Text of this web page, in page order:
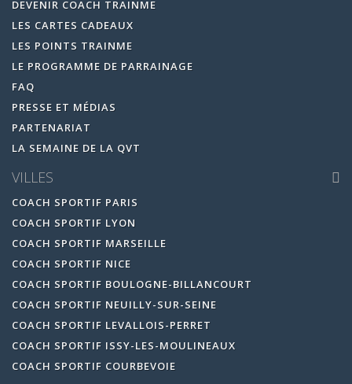
DEVENIR COACH TRAINME
LES CARTES CADEAUX
LES POINTS TRAINME
LE PROGRAMME DE PARRAINAGE
FAQ
PRESSE ET MÉDIAS
PARTENARIAT
LA SEMAINE DE LA QVT
VILLES
COACH SPORTIF PARIS
COACH SPORTIF LYON
COACH SPORTIF MARSEILLE
COACH SPORTIF NICE
COACH SPORTIF BOULOGNE-BILLANCOURT
COACH SPORTIF NEUILLY-SUR-SEINE
COACH SPORTIF LEVALLOIS-PERRET
COACH SPORTIF ISSY-LES-MOULINEAUX
COACH SPORTIF COURBEVOIE